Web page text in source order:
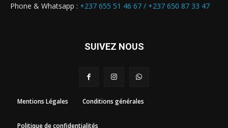
Phone & Whatsapp : +237 655 51 46 67 / +237 650 87 33 47
SUIVEZ NOUS
Mentions Légales Conditions générales
Politique de confidentialités